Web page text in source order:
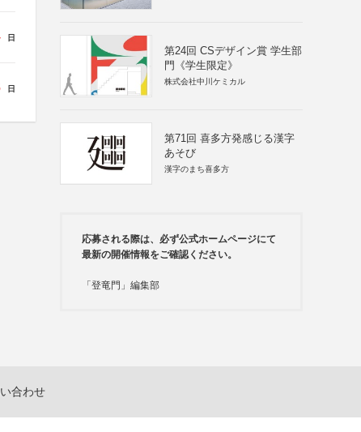
日
日
第24回 CSデザイン賞 学生部
門《学生限定》
株式会社中川ケミカル
第71回 喜多方発感じる漢字
あそび
漢字のまち喜多方
応募される際は、必ず公式ホームページにて
最新の開催情報をご確認ください。
「登竜門」編集部
合わせ